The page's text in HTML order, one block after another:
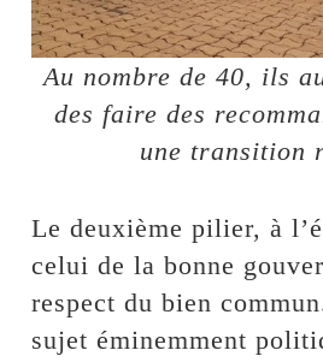
Au nombre de 40, ils
des faire des
une transition
Le deuxième pilier, à
celui de la bonne
respect du bien
sujet éminemment